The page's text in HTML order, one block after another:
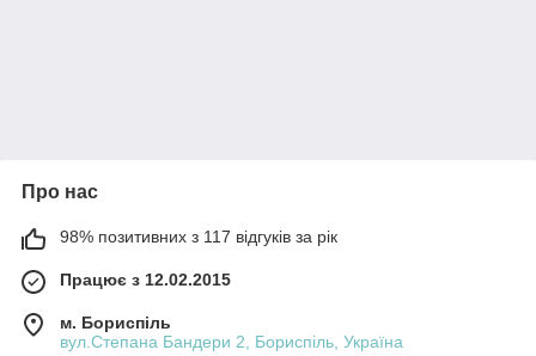
Про нас
98% позитивних з 117 відгуків за рік
Працює з 12.02.2015
м. Бориспіль
вул.Степана Бандери 2, Бориспіль, Україна